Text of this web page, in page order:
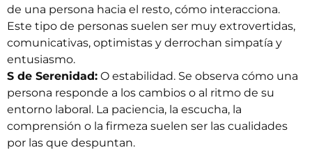
de una persona hacia el resto, cómo interacciona.
Este tipo de personas suelen ser muy extrovertidas,
comunicativas, optimistas y derrochan simpatía y
entusiasmo.
S de Serenidad: O estabilidad. Se observa cómo una
persona responde a los cambios o al ritmo de su
entorno laboral. La paciencia, la escucha, la
comprensión o la firmeza suelen ser las cualidades
por las que despuntan.